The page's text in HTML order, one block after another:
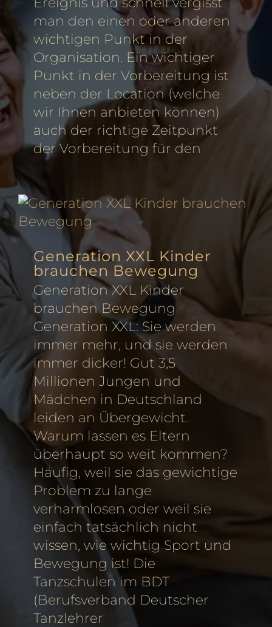
man den einen oder anderen
wichtigen Punkt in der
Organisation. Ein wichtiger
Punkt in der Vorbereitung ist
neben der Location (welche
wir Ihnen anbieten können)
auch der richtige Zeitpunkt
der Vorbereitung für den
Generation XXL Kinder
brauchen Bewegung
Generation XXL Kinder
brauchen Bewegung
Generation XXL: Sie werden
immer mehr, und sie werden
immer dicker! Gut 3,5
Millionen Jungen und
Mädchen in Deutschland
leiden an Übergewicht.
Warum lassen es Eltern
überhaupt so weit kommen?
Häufig, weil sie das gewichtige
Problem zu lange
verharmlosen oder weil sie
einfach tatsächlich nicht
wissen, wie wichtig Sport und
Bewegung ist! Die
Tanzschulen im BDT
(Berufsverband Deutscher
Tanzlehrer